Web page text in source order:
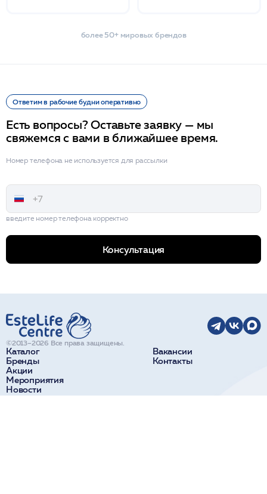
более 50+ мировых брендов
Ответим в рабочие будни оперативно
Есть вопросы? Оставьте заявку — мы
свяжемся с вами в ближайшее время.
Номер телефона не используется для рассылки
введите номер телефона корректно
Консультация
Каталог
Бренды
Акции
Мероприятия
Новости
О компании
Вакансии
Контакты
©2013–2026 Все права защищены.